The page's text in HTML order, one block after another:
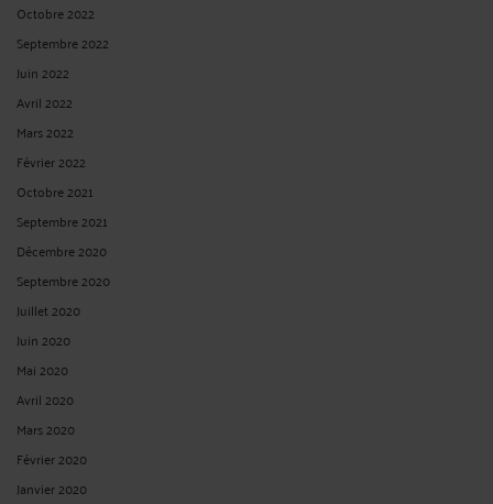
Octobre 2022
Septembre 2022
Juin 2022
Avril 2022
Mars 2022
Février 2022
Octobre 2021
Septembre 2021
Décembre 2020
Septembre 2020
Juillet 2020
Juin 2020
Mai 2020
Avril 2020
Mars 2020
Février 2020
Janvier 2020